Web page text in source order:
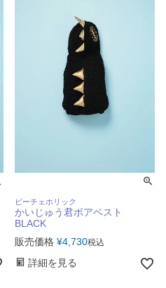
ビーチェホリック
かいじゅう君ボアベスト
BLACK
販売価格 ¥4,730税込
詳細を見る